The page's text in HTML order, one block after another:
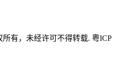
所有，未经许可不得转载. 粤ICP